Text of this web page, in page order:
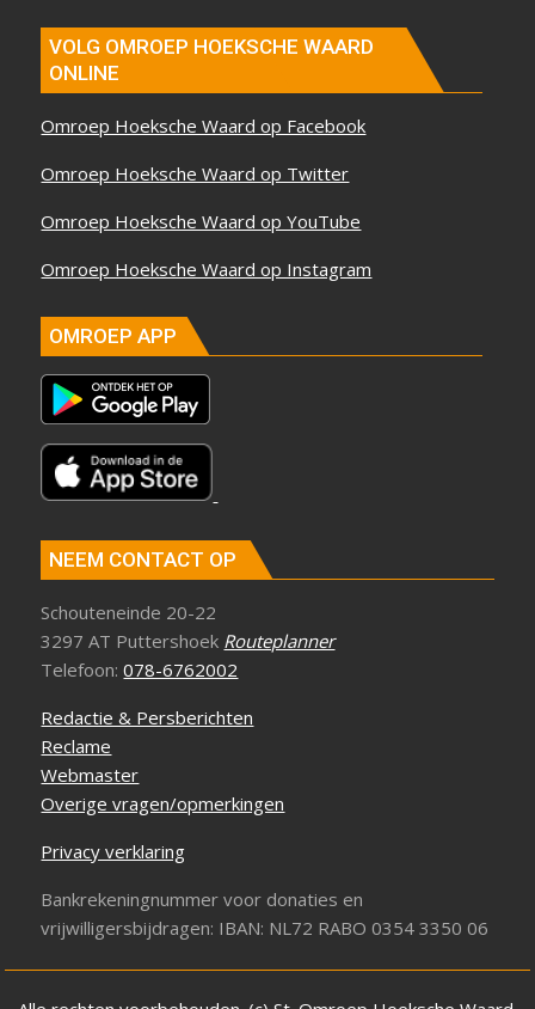
VOLG OMROEP HOEKSCHE WAARD
ONLINE
Omroep Hoeksche Waard op Facebook
Omroep Hoeksche Waard op Twitter
Omroep Hoeksche Waard op YouTube
Omroep Hoeksche Waard op Instagram
OMROEP APP
NEEM CONTACT OP
Schouteneinde 20-22
3297 AT Puttershoek Routeplanner
Telefoon:078-6762002
Redactie & Persberichten
Reclame
Webmaster
Overige vragen/opmerkingen
Privacy verklaring
Bankrekeningnummer voor donaties en
vrijwilligersbijdragen: IBAN: NL72 RABO 0354 3350 06